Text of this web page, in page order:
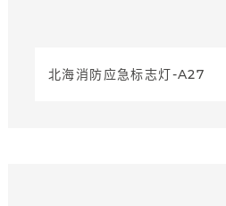
北海消防应急标志灯-A27